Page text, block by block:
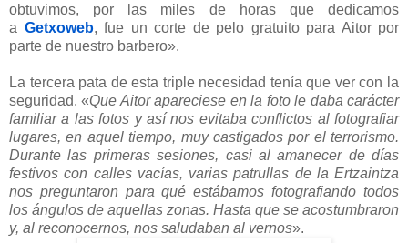
obtuvimos, por las miles de horas que dedicamos
a Getxoweb, fue un corte de pelo gratuito para Aitor por
parte de nuestro barbero».
La tercera pata de esta triple necesidad tenía que ver con la
seguridad. «Que Aitor apareciese en la foto le daba carácter
familiar a las fotos y así nos evitaba conflictos al fotografiar
lugares, en aquel tiempo, muy castigados por el terrorismo.
Durante las primeras sesiones, casi al amanecer de días
festivos con calles vacías, varias patrullas de la Ertzaintza
nos preguntaron para qué estábamos fotografiando todos
los ángulos de aquellas zonas. Hasta que se acostumbraron
y, al reconocernos, nos saludaban al vernos».